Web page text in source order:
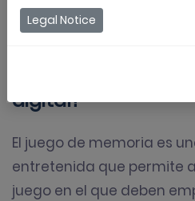
Solicitar una
¿Qué es un juego
digital?
El juego de memoria es
entretenida que permite
juego en el que deben
Legal Notice